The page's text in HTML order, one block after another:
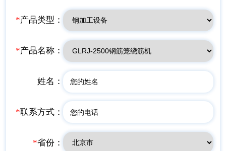
电站4座，升级改造35kV线路
129.793km、组立电杆2363
*产品类型：
*产品名称：
姓名：
*联系方式：
*省份：